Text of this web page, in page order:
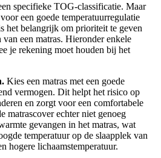
specifieke TOG-classificatie. Maar
een goede temperatuurregulatie
het belangrijk om prioriteit te geven
een matras. Hieronder enkele
je rekening moet houden bij het
Kies een matras met een goede
vermogen. Dit helpt het risico op
en zorgt voor een comfortabele
matrascover echter niet genoeg
gevangen in het matras, wat
temperatuur op de slaapplek van
hogere lichaamstemperatuur.